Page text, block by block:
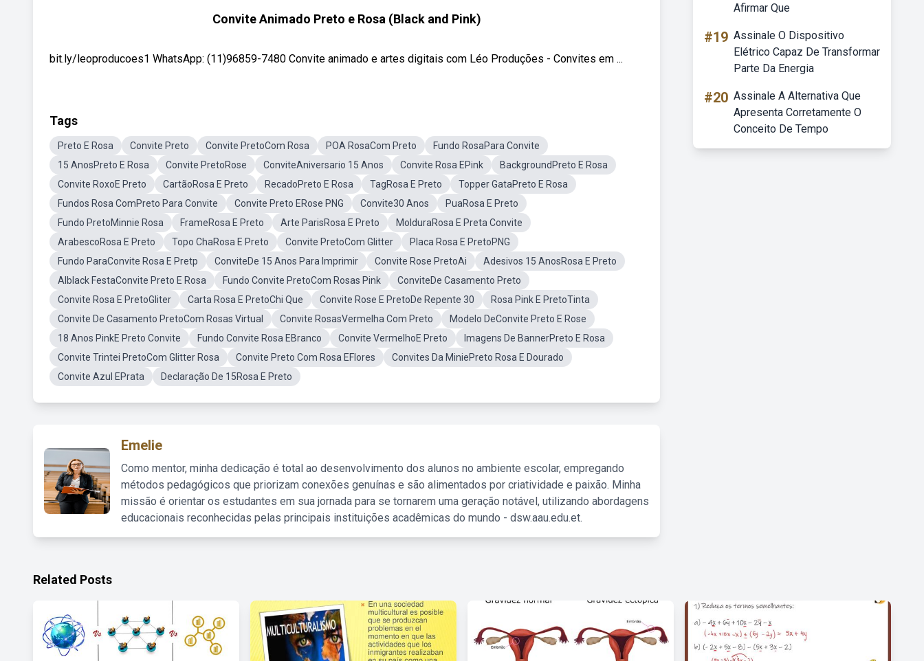
Convite Animado Preto e Rosa (Black and Pink)
bit.ly/leoproducoes1 WhatsApp: (11)96859-7480 Convite animado e artes digitais com Léo Produções - Convites em ...
Tags
Preto E Rosa Convite Preto Convite PretoCom Rosa POA RosaCom Preto
Fundo RosaPara Convite
15 AnosPreto E Rosa
Convite PretoRose ConviteAniversario 15 Anos Convite Rosa EPink
BackgroundPreto E Rosa
Convite RoxoE Preto
CartãoRosa E Preto RecadoPreto E Rosa TagRosa E Preto
Topper GataPreto E Rosa
Fundos Rosa ComPreto Para Convite
Convite Preto ERose PNG Convite30 Anos
PuaRosa E Preto
Fundo PretoMinnie Rosa
FrameRosa E Preto Arte ParisRosa E Preto
MolduraRosa E Preta Convite
ArabescoRosa E Preto
Topo ChaRosa E Preto Convite PretoCom Glitter
Placa Rosa E PretoPNG
Fundo ParaConvite Rosa E Pretp
ConviteDe 15 Anos Para Imprimir Convite Rose PretoAi
Adesivos 15 AnosRosa E Preto
Alblack FestaConvite Preto E Rosa
Fundo Convite PretoCom Rosas Pink
ConviteDe Casamento Preto
Convite Rosa E PretoGliter
Carta Rosa E PretoChi Que Convite Rose E PretoDe Repente 30
Rosa Pink E PretoTinta
Convite De Casamento PretoCom Rosas Virtual
Convite RosasVermelha Com Preto
Modelo DeConvite Preto E Rose
18 Anos PinkE Preto Convite
Fundo Convite Rosa EBranco Convite VermelhoE Preto
Imagens De BannerPreto E Rosa
Convite Trintei PretoCom Glitter Rosa
Convite Preto Com Rosa EFlores
Convites Da MiniePreto Rosa E Dourado
Convite Azul EPrata
Declaração De 15Rosa E Preto
Emelie
Como mentor, minha dedicação é total ao desenvolvimento dos alunos no ambiente escolar, empregando
métodos pedagógicos que priorizam conexões genuínas e são alimentados por criatividade e paixão. Minha
missão é orientar os estudantes em sua jornada para se tornarem uma geração notável, utilizando abordagens
educacionais reconhecidas pelas principais instituições acadêmicas do mundo - dsw.aau.edu.et.
Afirmar Que
#19 Assinale O Dispositivo
Elétrico Capaz De Transformar
Parte Da Energia
#20 Assinale A Alternativa Que
Apresenta Corretamente O
Conceito De Tempo
Related Posts